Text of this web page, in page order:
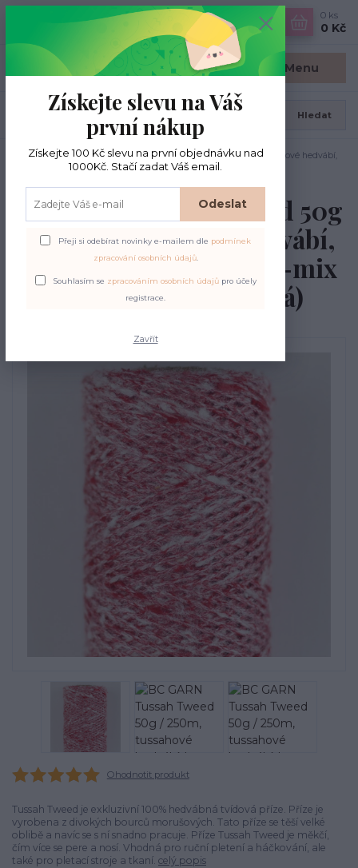
Menu
CZK
Hledat
0 ks
0 Kč
Úvod BC Garn
BC GARN Tussah Tweed 50g / 250m, tussahové hedvábí,
barva č. 048 red-white-mix bobbin (červeno-bílá)
BC GARN Tussah Tweed 50g
/ 250m, tussahové hedvábí,
barva č. 048 red-white-mix
bobbin (červeno-bílá)
Ohodnotit produkt
Tussah Tweed je exkluzivní 100% hedvábná tvídová příze. Příze je
vyrobena z divokých bourců morušových. Tato příze se těší velké
oblibě a navíc se s ní snadno pracuje. Příze Tussah Tweed je měkčí,
čím více se pere a nosí. Vhodná pro ruční pletení a háčkování, ale
také pro pletací stroje a tkaní. celý popis
Získejte slevu na Váš
první nákup
Získejte 100 Kč slevu na první objednávku nad
1000Kč. Stačí zadat Váš email.
Odeslat
Přeji si odebírat novinky e-mailem dle podmínek
zpracování osobních údajů.
Souhlasím se zpracováním osobních údajůpro účely
registrace.
Zavřít